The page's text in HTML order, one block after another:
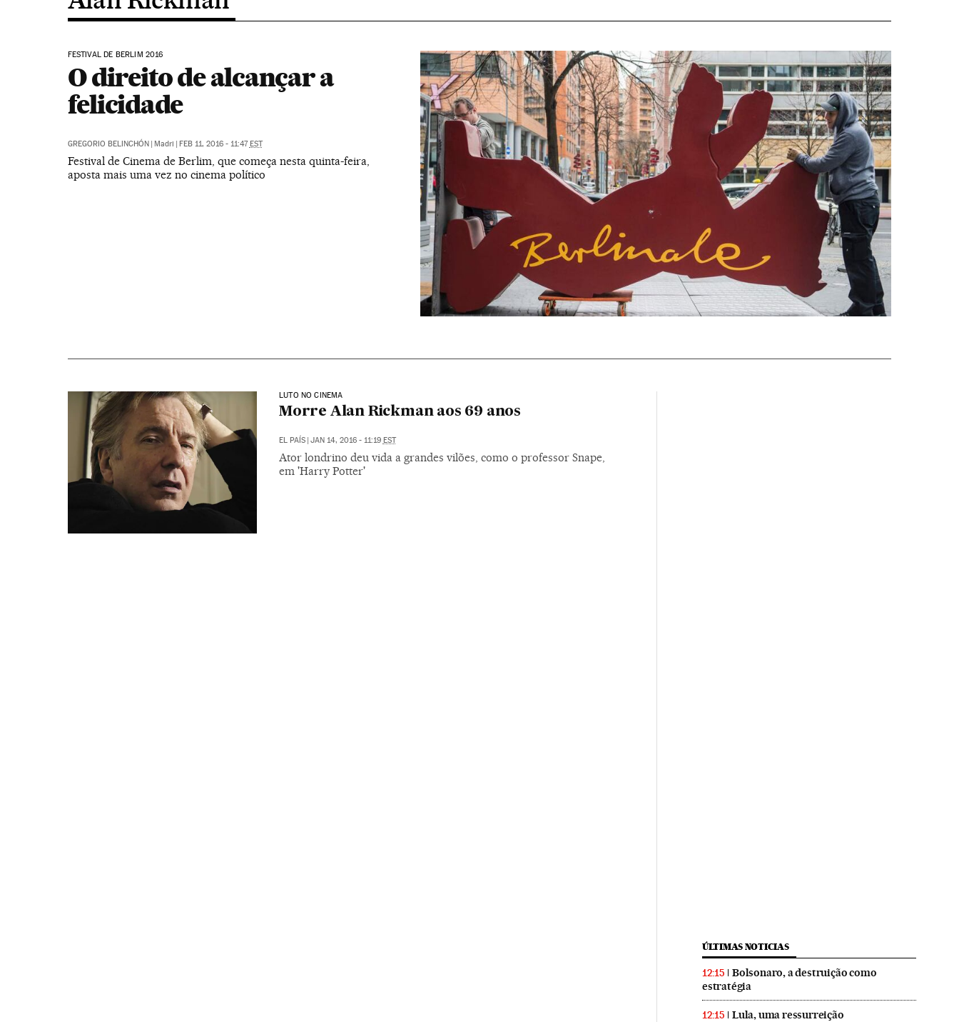
FESTIVAL DE BERLIM 2016
O direito de alcançar a
felicidade
GREGORIO BELINCHÓN | Madri | FEB 11, 2016 - 11:47EST
Festival de Cinema de Berlim, que começa nesta quinta-feira,
aposta mais uma vez no cinema político
LUTO NO CINEMA
Morre Alan Rickman aos 69 anos
EL PAÍS | JAN 14, 2016 - 11:19 EST
Ator londrino deu vida a grandes vilões, como o professor Snape,
em 'Harry Potter'
ÚLTIMAS NOTICIAS
12:15
Bolsonaro, a destruição como
estratégia
12:15 Lula, uma ressurreição